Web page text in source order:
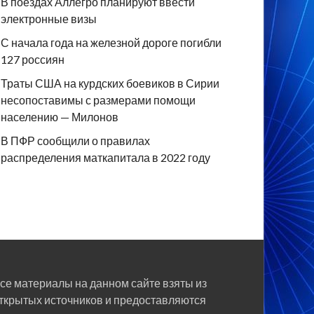
электронные визы
С начала года на железной дороге погибли
127 россиян
Траты США на курдских боевиков в Сирии
несопоставимы с размерами помощи
населению — Милонов
В ПФР сообщили о правилах
распределения маткапитала в 2022 году
материалы на данном сайте взяты из
источников и предоставляются